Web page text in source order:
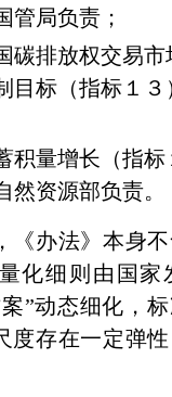
管局负责；
碳排放权交易市
目标（指标１
积量增长（指标
然资源部负责。
《办法》本身
化细则由国家
”动态细化，
度存在一定弹